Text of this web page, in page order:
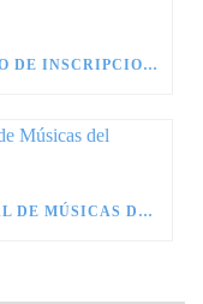
DÍA 30 DE JUNIO SE ABRE EL PLAZO DE INSCRIPCIONES PARA LA TRANSVALDEÓNICA 2025
27, 28 Y 29 DE JUNIO 2025 | FESTIVAL DE MÚSICAS DEL MUNDO, MUSICARES